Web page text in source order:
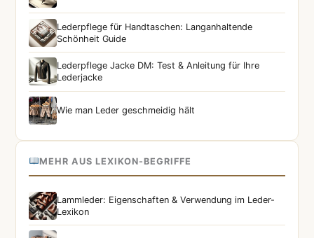
Lederpflege für Handtaschen: Langanhaltende
Schönheit Guide
Lederpflege Jacke DM: Test & Anleitung für Ihre
Lederjacke
Wie man Leder geschmeidig hält
MEHR AUS LEXIKON-BEGRIFFE
Lammleder: Eigenschaften & Verwendung im Leder-
Lexikon